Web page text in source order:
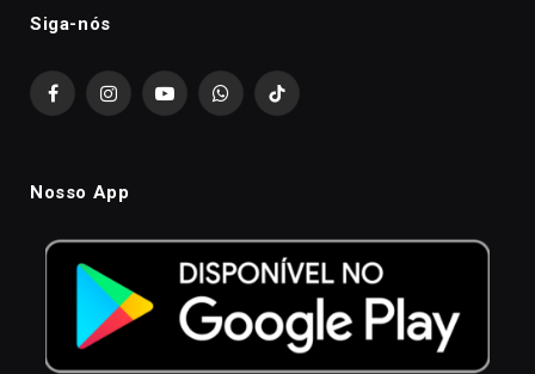
Siga-nós
FacebookInstagramYouTubeWhatsAppTikTok
Nosso App